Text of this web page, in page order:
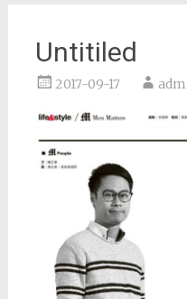
Untitiled
2017-09-17